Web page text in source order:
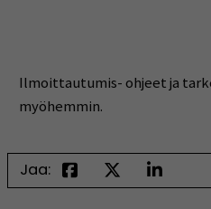
Ilmoittautumis- ohjeet ja
myöhemmin.
Jaa: